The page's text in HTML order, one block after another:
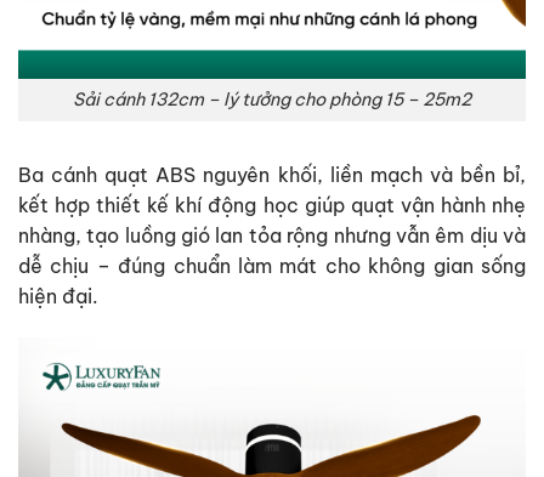
Sải cánh 132cm – lý tưởng cho phòng 15 – 25m2
Ba cánh quạt ABS nguyên khối, liền mạch và bền bỉ,
kết hợp thiết kế khí động học giúp quạt vận hành nhẹ
nhàng, tạo luồng gió lan tỏa rộng nhưng vẫn êm dịu và
dễ chịu – đúng chuẩn làm mát cho không gian sống
hiện đại.